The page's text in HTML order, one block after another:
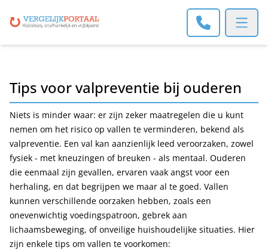
Open
Tips voor valpreventie bij ouderen
Niets is minder waar: er zijn zeker maatregelen die u kunt
nemen om het risico op vallen te verminderen, bekend als
valpreventie. Een val kan aanzienlijk leed veroorzaken, zowel
fysiek - met kneuzingen of breuken - als mentaal. Ouderen
die eenmaal zijn gevallen, ervaren vaak angst voor een
herhaling, en dat begrijpen we maar al te goed. Vallen
kunnen verschillende oorzaken hebben, zoals een
onevenwichtig voedingspatroon, gebrek aan
lichaamsbeweging, of onveilige huishoudelijke situaties. Hier
zijn enkele tips om vallen te voorkomen: